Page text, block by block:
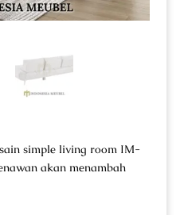
simple living room IM-
akan menambah